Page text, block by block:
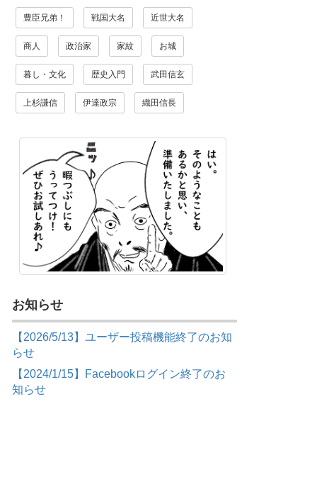
豊臣兄弟！ 戦国大名 近世大名
商人 政治家 家紋 お城
暮し・文化 歴史入門 武田信玄
上杉謙信 伊達政宗 織田信長
お知らせ
【2026/5/13】ユーザー投稿機能終了のお知
らせ
【2024/1/15】Facebookログイン終了のお
知らせ